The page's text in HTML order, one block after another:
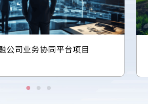
公司业务协同平台项目